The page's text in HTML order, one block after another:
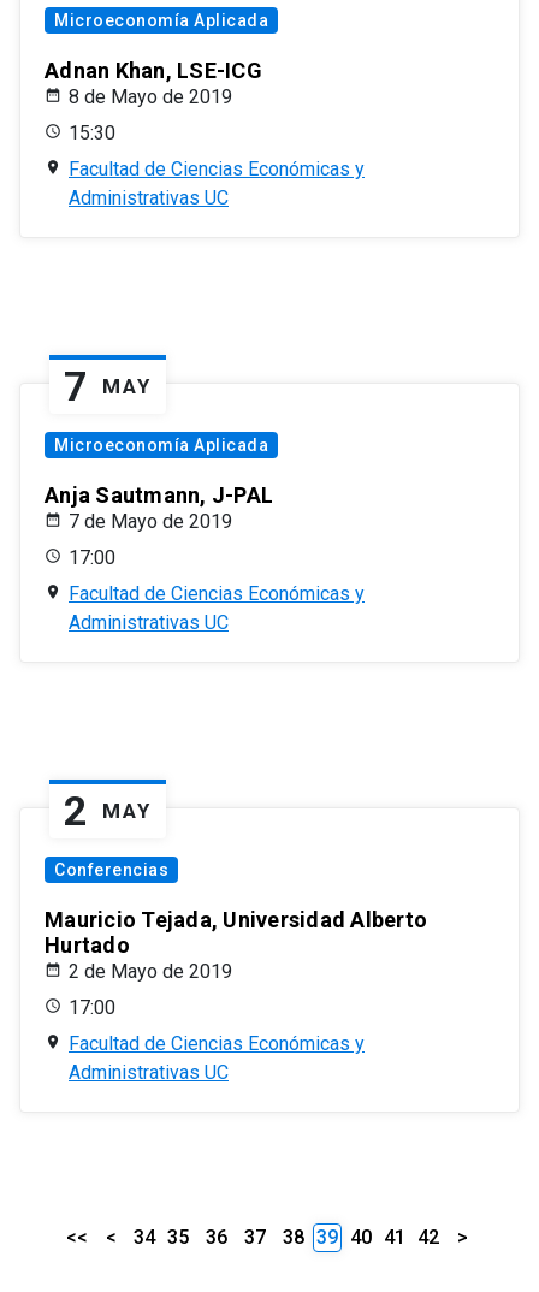
Microeconomía Aplicada
Adnan Khan, LSE-ICG
8 de Mayo de 2019
15:30
Facultad de Ciencias Económicas y
Administrativas UC
7 MAY
Microeconomía Aplicada
Anja Sautmann, J-PAL
7 de Mayo de 2019
17:00
Facultad de Ciencias Económicas y
Administrativas UC
2 MAY
Conferencias
Mauricio Tejada, Universidad Alberto
Hurtado
2 de Mayo de 2019
17:00
Facultad de Ciencias Económicas y
Administrativas UC
<< < 34 35 36 37 38 39 40 41 42 >